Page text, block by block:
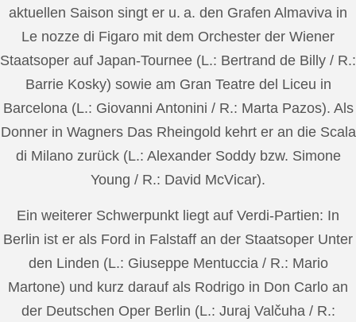
aktuellen Saison singt er u. a. den Grafen Almaviva in
Le nozze di Figaro mit dem Orchester der Wiener
Staatsoper auf Japan-Tournee (L.: Bertrand de Billy / R.:
Barrie Kosky) sowie am Gran Teatre del Liceu in
Barcelona (L.: Giovanni Antonini / R.: Marta Pazos). Als
Donner in Wagners Das Rheingold kehrt er an die Scala
di Milano zurück (L.: Alexander Soddy bzw. Simone
Young / R.: David McVicar).
Ein weiterer Schwerpunkt liegt auf Verdi-Partien: In
Berlin ist er als Ford in Falstaff an der Staatsoper Unter
den Linden (L.: Giuseppe Mentuccia / R.: Mario
Martone) und kurz darauf als Rodrigo in Don Carlo an
der Deutschen Oper Berlin (L.: Juraj Valčuha / R.: